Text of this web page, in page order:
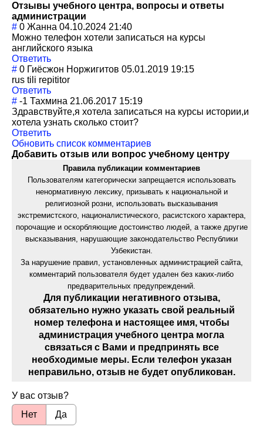
Отзывы учебного центра, вопросы и ответы
администрации
# 0 Жанна 04.10.2024 21:40
Можно телефон хотели записаться на курсы
английского языка
Ответить
# 0 Гиёсжон Норжигитов 05.01.2019 19:15
rus tili repititor
Ответить
# -1 Тахмина 21.06.2017 15:19
Здравствуйте,я хотела записаться на курсы истории,и
хотела узнать сколько стоит?
Ответить
Обновить список комментариев
Добавить отзыв или вопрос учебному центру
Правила публикации комментариев
Пользователям категорически запрещается использовать
ненормативную лексику, призывать к национальной и
религиозной розни, использовать высказывания
экстремистского, националистического, расистского характера,
порочащие и оскорбляющие достоинство людей, а также другие
высказывания, нарушающие законодательство Республики
Узбекистан.
За нарушение правил, установленных администрацией сайта,
комментарий пользователя будет удален без каких-либо
предварительных предупреждений.
Для публикации негативного отзыва,
обязательно нужно указать свой реальный
номер телефона и настоящее имя, чтобы
администрация учебного центра могла
связаться с Вами и предпринять все
необходимые меры. Если телефон указан
неправильно, отзыв не будет опубликован.
У вас отзыв?
Нет
Да